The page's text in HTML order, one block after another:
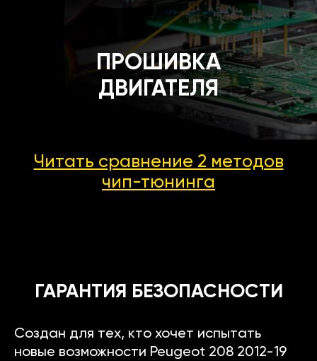
ПРОШИВКА
ДВИГАТЕЛЯ
Читать сравнение 2 методов
чип-тюнинга
ГАРАНТИЯ БЕЗОПАСНОСТИ
Создан для тех, кто хочет испытать
новые возможности Peugeot 208 2012-19